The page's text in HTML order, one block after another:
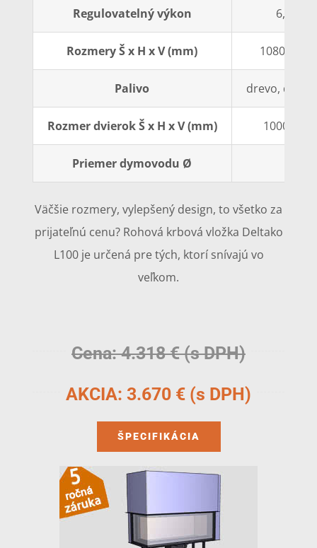
Regulovatelný výkon 6,0-
Rozmery Š x H x V (mm) 1080 x
Palivo drevo,
Rozmer dvierok Š x H x V (mm) 1000 x
Priemer dymovodu Ø
Väčšie rozmery, vylepšený design, to všetko za
prijateľnú cenu? Rohová krbová vložka Deltako
L100 je určená pre tých, ktorí snívajú vo
veľkom.
Cena: 4.318 € (s DPH)
AKCIA: 3.670 € (s DPH)
ŠPECIFIKÁCIA